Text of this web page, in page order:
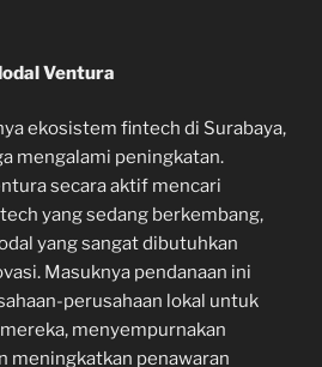
Ventura
ekosistem fintech di Surabaya,
mengalami peningkatan.
secara aktif mencari
yang sedang berkembang,
yang sangat dibutuhkan
Masuknya pendanaan ini
perusahaan lokal untuk
menyempurnakan
meningkatkan penawaran